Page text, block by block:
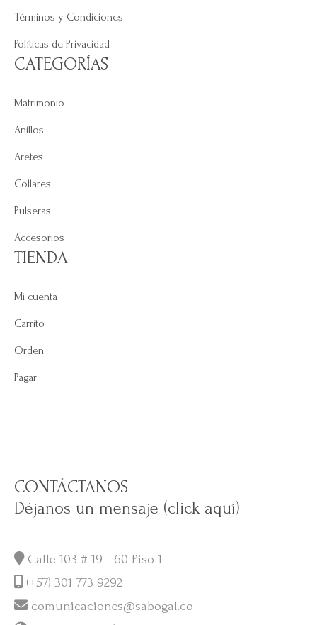
Términos y Condiciones
Políticas de Privacidad
CATEGORÍAS
Matrimonio
Anillos
Aretes
Collares
Pulseras
Accesorios
TIENDA
Mi cuenta
Carrito
Orden
Pagar
CONTÁCTANOS
Déjanos un mensaje (click aquí)
Calle 103 # 19 - 60 Piso 1
(+57) 301 773 9292
comunicaciones@sabogal.co